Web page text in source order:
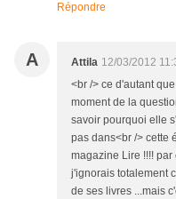
Répondre
A Attila 12/03/2012
<br /> ce d'autant
moment de la
savoir pourquoi elle
pas dans<br /> cette
magazine Lire !!!! par
j'ignorais totalement
de ses livres ...mais